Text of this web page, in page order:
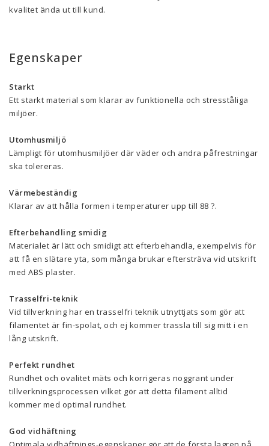
kvalitet ända ut till kund.
Egenskaper
Starkt
Ett starkt material som klarar av funktionella och stresståliga
miljöer.
Utomhusmiljö
Lämpligt för utomhusmiljöer där väder och andra påfrestningar
ska tolereras.
Värmebeständig
Klarar av att hålla formen i temperaturer upp till 88 ?.
Efterbehandling smidig
Materialet är lätt och smidigt att efterbehandla, exempelvis för
att få en slätare yta, som många brukar eftersträva vid utskrift
med ABS plaster.
Trasselfri-teknik
Vid tillverkning har en trasselfri teknik utnyttjats som gör att
filamentet är fin-spolat, och ej kommer trassla till sig mitt i en
lång utskrift.
Perfekt rundhet
Rundhet och ovalitet mäts och korrigeras noggrant under
tillverkningsprocessen vilket gör att detta filament alltid
kommer med optimal rundhet.
God vidhäftning